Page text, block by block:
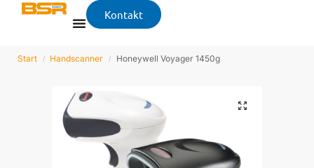
Kontakt
Start / Handscanner / Honeywell Voyager 1450g